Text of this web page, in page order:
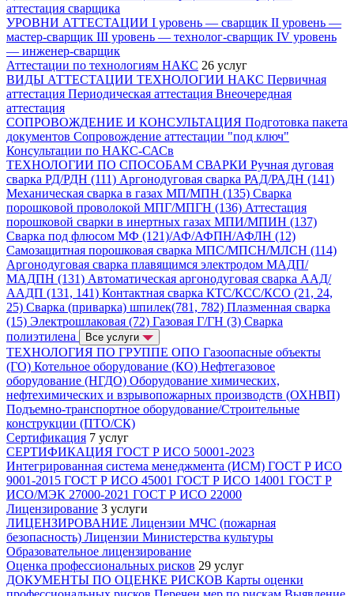
аттестация сварщика
УРОВНИ АТТЕСТАЦИИ I уровень — сварщик II уровень —
мастер-сварщик III уровень — технолог-сварщик IV уровень
— инженер-сварщик
Аттестации по технологиям НАКС 26 услуг
ВИДЫ АТТЕСТАЦИИ ТЕХНОЛОГИИ НАКС Первичная
аттестация Периодическая аттестация Внеочередная
аттестация
СОПРОВОЖДЕНИЕ И КОНСУЛЬТАЦИЯ Подготовка пакета
документов Сопровождение аттестации "под ключ"
Консультации по НАКС-САСв
ТЕХНОЛОГИИ ПО СПОСОБАМ СВАРКИ Ручная дуговая
сварка РД/РДН (111) Аргонодуговая сварка РАД/РАДН (141)
Механическая сварка в газах МП/МПН (135) Сварка
порошковой проволокой МПГ/МПГН (136) Аттестация
порошковой сварки в инертных газах МПИ/МПИН (137)
Сварка под флюсом МФ (121)/АФ/АФПН/АФЛН (12)
Самозащитная порошковая сварка МПС/МПСН/МЛСН (114)
Аргонодуговая сварка плавящимся электродом МАДП/
МАДПН (131) Автоматическая аргонодуговая сварка ААД/
ААДП (131, 141) Контактная сварка КТС/КСС/КСО (21, 24,
25) Сварка (приварка) шпилек(781, 782) Плазменная сварка
(15) Электрошлаковая (72) Газовая Г/ГН (3) Сварка
полиэтилена
Все услуги
ТЕХНОЛОГИЯ ПО ГРУППЕ ОПО Газоопасные объекты
(ГО) Котельное оборудование (КО) Нефтегазовое
оборудование (НГДО) Оборудование химических,
нефтехимических и взрывопожарных производств (ОХНВП)
Подъемно-транспортное оборудование/Строительные
конструкции (ПТО/СК)
Сертификация 7 услуг
СЕРТИФИКАЦИЯ ГОСТ Р ИСО 50001-2023
Интегрированная система менеджмента (ИСМ) ГОСТ Р ИСО
9001-2015 ГОСТ Р ИСО 45001 ГОСТ Р ИСО 14001 ГОСТ Р
ИСО/МЭК 27000-2021 ГОСТ Р ИСО 22000
Лицензирование 3 услуги
ЛИЦЕНЗИРОВАНИЕ Лицензии МЧС (пожарная
безопасность) Лицензии Министерства культуры
Образовательное лицензирование
Оценка профессиональных рисков 29 услуг
ДОКУМЕНТЫ ПО ОЦЕНКЕ РИСКОВ Карты оценки